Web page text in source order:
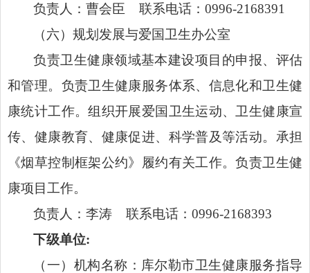
负责人：曹会臣 联系电话：0996-2168391
（六）规划发展与爱国卫生办公室
负责卫生健康领域基本建设项目的申报、评估
和管理。负责卫生健康服务体系、信息化和卫生健
康统计工作。组织开展爱国卫生运动、卫生健康宣
传、健康教育、健康促进、科学普及等活动。承担
《烟草控制框架公约》履约有关工作。负责卫生健
康项目工作。
负责人：李涛 联系电话：0996-2168393
下级单位:
（一）机构名称：库尔勒市卫生健康服务指导